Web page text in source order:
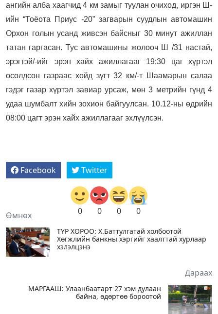
ангийн алба хаагчид 4 км замыг туулан очиход, иргэн Ш-
ийн “Тоёота Приус -20” загварын суудлын автомашин
Орхон голын усанд живсэн байсныг 30 минут ажиллан
татан гаргасан. Тус автомашины жолооч Ш /31 настай,
эрэгтэй/-ийг эрэн хайх ажиллагааг 19:30 цаг хүртэл
осолдсон газраас хойд зүгт 32 км/-т Шаамарын салаа
гэдэг газар хүртэл завиар урсаж, мөн 3 метрийн гүнд 4
удаа шумбалт хийн зохион байгуулсан. 10.12-ны өдрийн
08:00 цагт эрэн хайх ажиллагааг эхлүүлсэн.
Facebook Twitter
0 0 0 0
Өмнөх
ТҮР ХОРОО: Х.Баттулгатай холбоотой
Хөгжлийн банкны хэргийг хаалттай хурлаар
хэлэлцэнэ
Дараах
МАРГААШ: Улаанбаатарт 27 хэм дулаан
байна, өдөртөө бороотой